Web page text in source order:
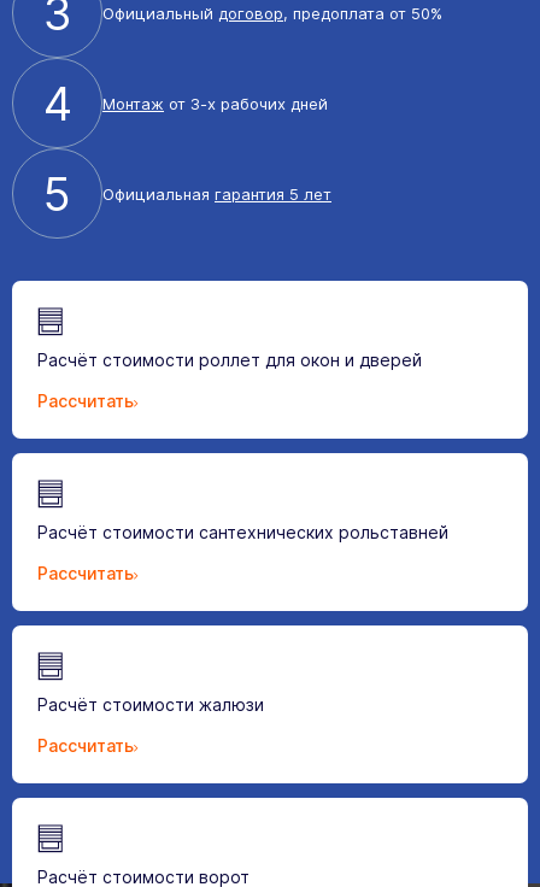
3 Официальный договор, предоплата от 50%
4 Монтаж от 3-х рабочих дней
5 Официальная гарантия 5 лет
Расчёт стоимости роллет для окон и дверей
Рассчитать
Расчёт стоимости сантехнических рольставней
Рассчитать
Расчёт стоимости жалюзи
Рассчитать
Расчёт стоимости ворот